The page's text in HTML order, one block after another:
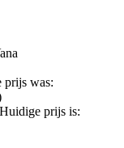
prijs was:
Huidige prijs is: